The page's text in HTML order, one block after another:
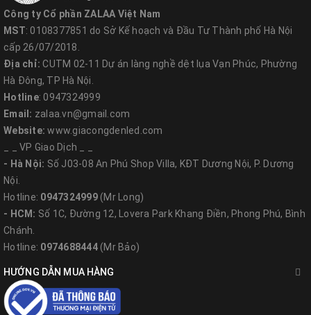
Đèn thả trần Led trang trí phù hợp với không gian trang trí nội
thất hiện đại, phong cách Châu Âu. Sử dụng trang trí bàn ăn,
phòng khách, quầy bar, nhà hàng, showroom nội thất, shop thời
trang, hiệu sách, quán ăn nhanh, nơi tổ chức sự kiện, hiệu ứng
cho quán bar, sân bay, nhà ga, căn hộ chung cư, tiền sảnh, resort,
khách sạn...
MỘT SỐ MẪU PHỐI CẢNH THIẾT
KẾ CHO MẪU ĐÈN THẢ HÌNH LỤC
GIÁC
Công ty Cổ phần ZALAA Việt Nam
MST: 0108377851 do Sở Kế hoạch và Đầu Tư Thành phố Hà Nội
cấp 26/07/2018.
Địa chỉ: CUTM 02-11 Dự án làng nghề dệt lụa Vạn Phúc, Phường
Hà Đông, TP Hà Nội.
Hotline: 0947324999
Email: zalaa.vn@gmail.com
Website:www.giacongdenled.com
_ _ VP Giao Dịch _ _
- Hà Nội: Số J03-08 An Phú Shop Villa, KĐT Dương Nội, P. Dương
Nội.
Hotline: 0947324999(Mr Long)
- HCM: Số 1C, Đường 12, Lovera Park Khang Điền, Phong Phú, Bình
Chánh.
Hotline: 0974688444(Mr Bảo)
HƯỚNG DẪN MUA HÀNG